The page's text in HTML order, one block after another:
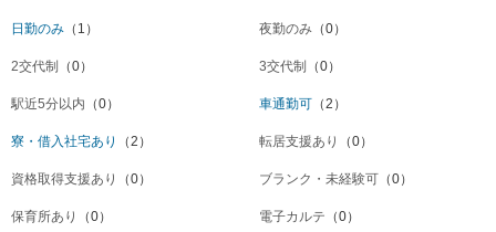
日勤のみ （1） 夜勤のみ （0）
2交代制 （0） 3交代制 （0）
駅近5分以内 （0） 車通勤可 （2）
寮・借入社宅あり （2） 転居支援あり （0）
資格取得支援あり （0） ブランク・未経験可 （0）
保育所あり （0） 電子カルテ （0）